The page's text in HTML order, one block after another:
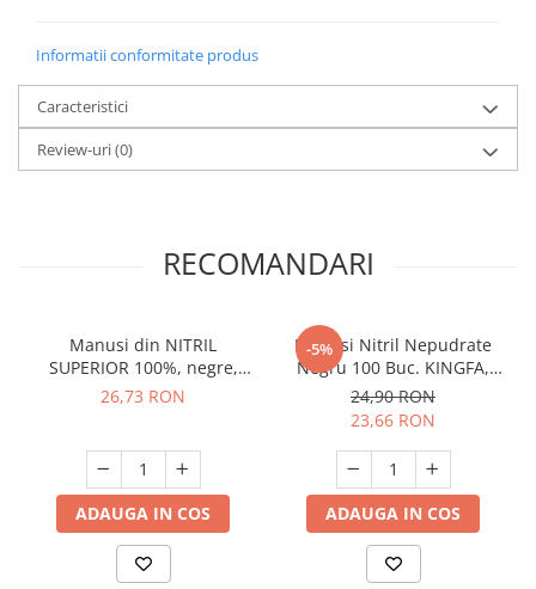
Informatii conformitate produs
Caracteristici
Review-uri(0)
RECOMANDARI
Manusi din NITRIL
SUPERIOR 100%, negre,
nepudrate, nesterile, de
26,73 RON
ADAUGA IN COS
-5%
Manusi Nitril Nepudrate
Negru 100 Buc. KINGFA,
Marimea L - 170529
24,90 RON
23,66 RON
ADAUGA IN COS